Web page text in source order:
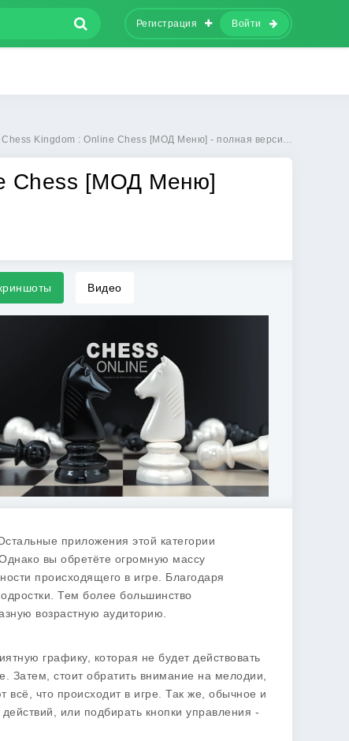
Регистрация Войти
Kingdom : Online Chess [МОД Меню] - полная версия apk на Андроид
Chess [МОД Меню]
Видео
приложения этой категории
вы обретёте огромную массу
происходящего в игре. Благодаря
Тем более большинство
возрастную аудиторию.
графику, которая не будет действовать
Затем, стоит обратить внимание на мелодии,
всё, что происходит в игре. Так же, обычное и
или подбирать кнопки управления -